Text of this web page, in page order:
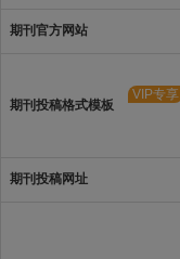
期刊官方网站
期刊投稿格式模板
VIP专享
期刊投稿网址